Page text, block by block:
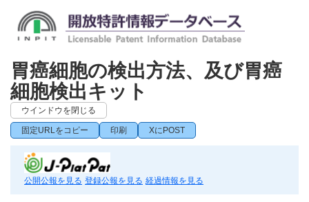
胃癌細胞の検出方法、及び胃癌
細胞検出キット
ウインドウを閉じる
固定URLをコピー 印刷 XにPOST
公開公報を見る 登録公報を見る 経過情報を見る